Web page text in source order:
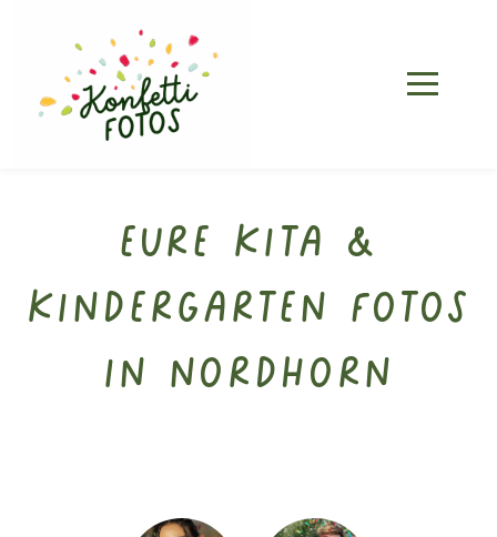
Eure Kita &
Kindergarten Fotos
in Nordhorn